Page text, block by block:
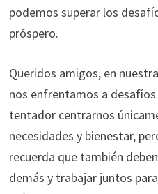
podemos superar los
próspero.
Queridos amigos, en
nos enfrentamos a
tentador centrarnos
necesidades y bienestar,
recuerda que también
demás y trabajar juntos